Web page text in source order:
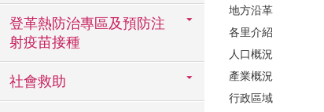
登革熱防治專區及預防注
射疫苗接種
社會救助
地方沿革
各里介紹
人口概況
產業概況
行政區域